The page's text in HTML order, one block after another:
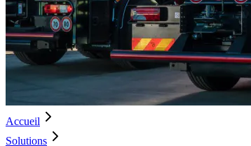
Accueil
Solutions